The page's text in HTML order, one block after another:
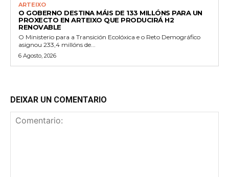
ARTEIXO
O GOBERNO DESTINA MÁIS DE 133 MILLÓNS PARA UN
PROXECTO EN ARTEIXO QUE PRODUCIRÁ H2
RENOVABLE
O Ministerio para a Transición Ecolóxica e o Reto Demográfico
asignou 233,4 millóns de...
6 Agosto, 2026
DEIXAR UN COMENTARIO